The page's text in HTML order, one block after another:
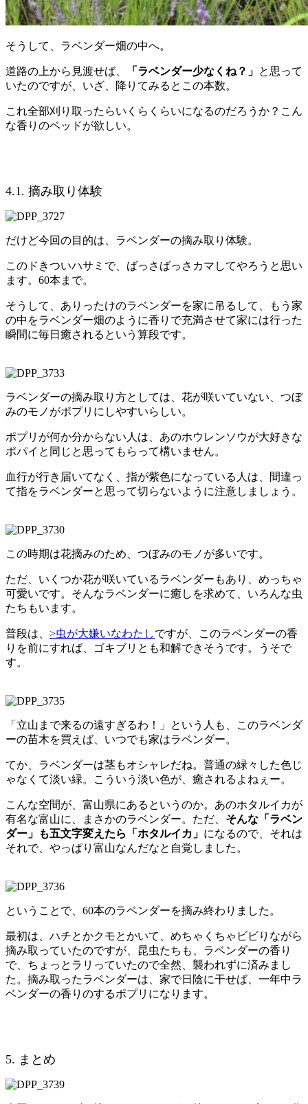
そうして、ラベンダー畑の中へ。
道路の上から見渡せば、 「ラベンダー少なくね？」 と思って
いたのですが、いざ、降りてみるとこの本数。
これ全部刈り取ったらいくらくらいになるのだろうか？こん
な香りのベッドが欲しい。
4.1. 摘み取り体験
だけど今回の目的は、ラベンダーの摘み取り体験。
このドきついハサミで、ばっさばっさカマしてやろうと思い
ます。60本まで。
そうして、ありったけのラベンダーを家に吊るして、もう家
の中をラベンダー畑のように香りで充満させて家には行った
瞬間に毎日癒されるという算段です。
ラベンダーの摘み取り方としては、花が咲いていない、つぼ
みのモノがポプリにしやすいらしい。
ポプリが何か分からない人は、あのホウレンソウが大好きな
ポパイと同じと思ってもらって構いません。
血行が行き届いてなく、指が紫色になっている人は、間違っ
て指をラベンダーと思って切らないように注意しましょう。
この時期は花摘みのため、つぼみのモノが多いです。
ただ、いくつか花が咲いているラベンダーもあり、めっちゃ
可愛いです。そんなラベンダーに癒しを求めて、いろんな虫
たちもいます。
普段は、 >虫が大嫌いなわたしですが、このラベンダーの香
りを前にすれば、ゴキブリとも和解できそうです。うそで
す。
「立山まで来るの遠すぎるわ！」という人も、このラベンダ
ーの苗木を買えば、いつでも家はラベンダー。
てか、ラベンダーは茎もオシャレだね。普通の緑々した色じ
ゃなくて淡い緑。こういう淡い色が、癒されるよねぇー。
こんな空間が、富山県にあるというのか。あのホタルイカが
有名な富山に、まさかのラベンダー。ただ、 そんな「ラベン
ダー」も五文字変えたら「ホタルイカ」 になるので、それは
それで、やっぱり富山なんだなと自覚しました。
ということで、60本のラベンダーを摘み終わりました。
最初は、ハチとかクモとかいて、めちゃくちゃビビりながら
摘み取っていたのですが、昆虫たちも、ラベンダーの香り
で、ちょっとラリっていたので全然、襲われずに済みまし
た。摘み取ったラベンダーは、家で日陰に干せば、一年中ラ
ベンダーの香りのするポプリになります。
5. まとめ